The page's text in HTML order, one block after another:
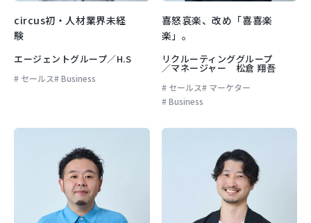
circus初・人材業界未経
験
エージェントグループ／H.S
セールス Business
喜怒哀楽、改め「喜喜楽
楽」。
リクルーティンググループ
／マネージャー 松倉 翔吾
セールス
マーケター
Business